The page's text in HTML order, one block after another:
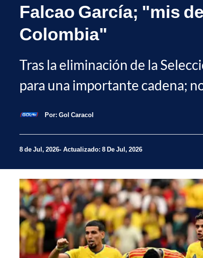
Falcao García; "mis
Colombia"
Tras la eliminación de la
para una importante cadena;
Por: Gol Caracol
8 de Jul, 2026 Actualizado: 8 De Jul, 2026